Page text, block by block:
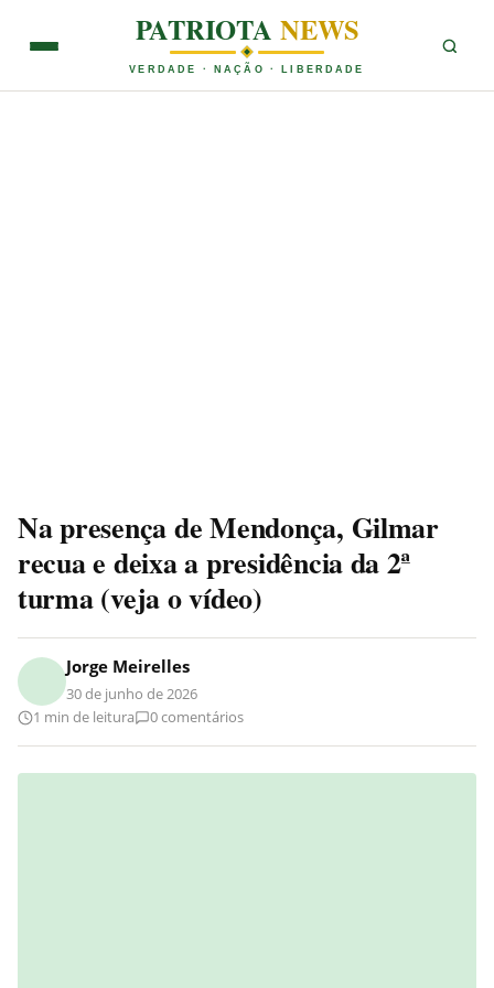
PATRIOTANEWS
VERDADE · NAÇÃO · LIBERDADE
Na presença de Mendonça, Gilmar
recua e deixa a presidência da 2ª
turma (veja o vídeo)
Jorge Meirelles
30 de junho de 2026
1 min de leitura
0 comentários